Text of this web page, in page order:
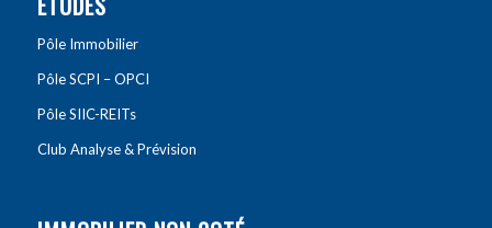
Pôle Immobilier
Pôle SCPI – OPCI
Pôle SIIC-REITs
Club Analyse & Prévision